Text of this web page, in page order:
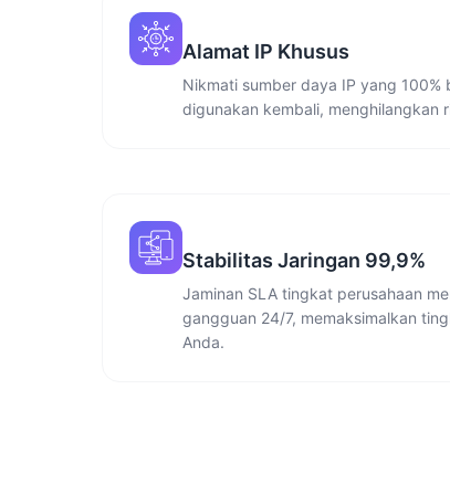
Alamat IP Khusus
Nikmati sumber daya IP yang 100%
digunakan kembali, menghilangkan
Stabilitas Jaringan 99,9%
Jaminan SLA tingkat perusahaan
gangguan 24/7, memaksimalkan
Anda.